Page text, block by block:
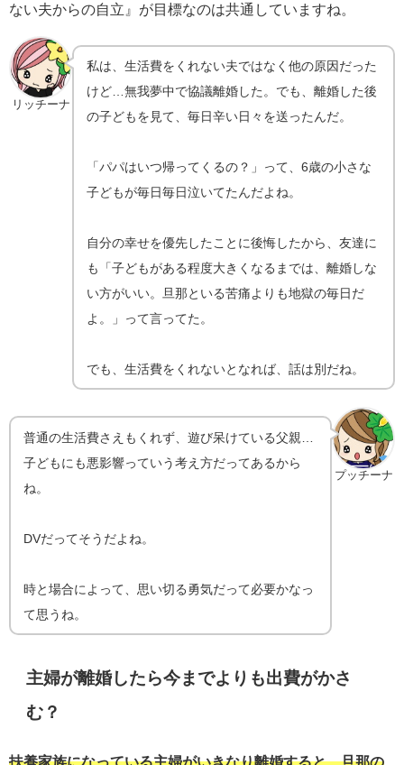
ない夫からの自立』が目標なのは共通していますね。
リッチーナ
私は、生活費をくれない夫ではなく他の原因だった
けど…無我夢中で協議離婚した。でも、離婚した後
の子どもを見て、毎日辛い日々を送ったんだ。
「パパはいつ帰ってくるの？」って、6歳の小さな
子どもが毎日毎日泣いてたんだよね。
自分の幸せを優先したことに後悔したから、友達に
も「子どもがある程度大きくなるまでは、離婚しな
い方がいい。旦那といる苦痛よりも地獄の毎日だ
よ。」って言ってた。
でも、生活費をくれないとなれば、話は別だね。
プッチーナ
普通の生活費さえもくれず、遊び呆けている父親…
子どもにも悪影響っていう考え方だってあるから
ね。
DVだってそうだよね。
時と場合によって、思い切る勇気だって必要かなっ
て思うね。
主婦が離婚したら今までよりも出費がかさ
む？
扶養家族になっている主婦がいきなり離婚すると、旦那の